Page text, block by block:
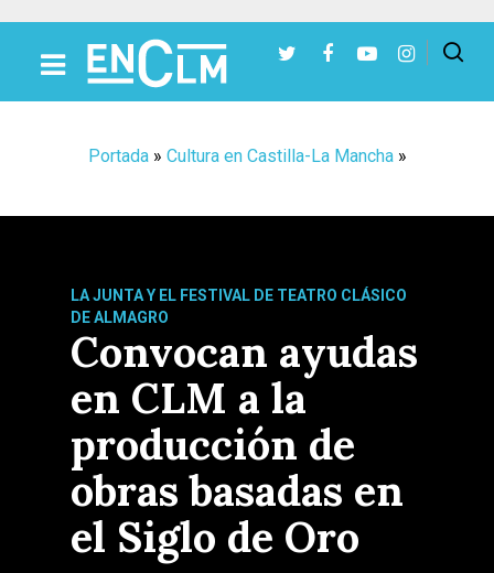
Portada» Cultura en Castilla-La Mancha»
LA JUNTA Y EL FESTIVAL DE TEATRO CLÁSICO
DE ALMAGRO
Convocan ayudas
en CLM a la
producción de
obras basadas en
el Siglo de Oro